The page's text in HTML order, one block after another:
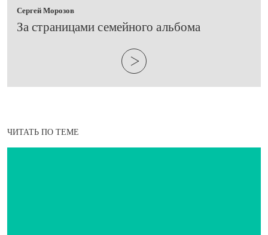
Сергей Морозов
​За страницами семейного альбома
ЧИТАТЬ ПО ТЕМЕ